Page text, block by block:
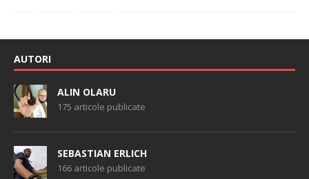
AUTORI
ALIN OLARU
175 articole publicate
SEBASTIAN ERLICH
166 articole publicate